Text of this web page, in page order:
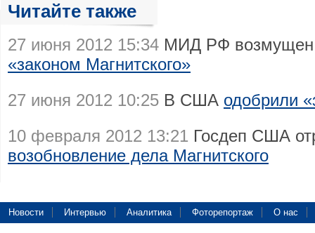
Читайте также
27 июня 2012 15:34 МИД РФ
«законом Магнитского»
27 июня 2012 10:25 В США одобрили
10 февраля 2012 13:21 Госдеп США
возобновление дела Магнитского
Новости Интервью Аналитика Фоторепортаж О нас